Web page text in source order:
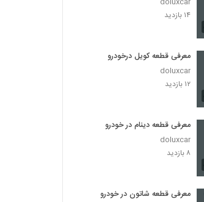
۱۴ بازدید
معرفی قطعه کویل درخودرو
doluxcar
۱۲ بازدید
معرفی قطعه دینام در خودرو
doluxcar
۸ بازدید
معرفی قطعه شاتون در خودرو